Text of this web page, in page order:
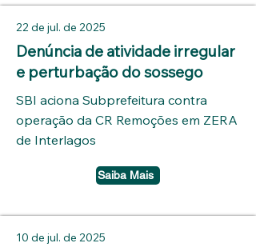
22 de jul. de 2025
Denúncia de atividade irregular
e perturbação do sossego
SBI aciona Subprefeitura contra
operação da CR Remoções em ZERA
de Interlagos
Saiba Mais
10 de jul. de 2025